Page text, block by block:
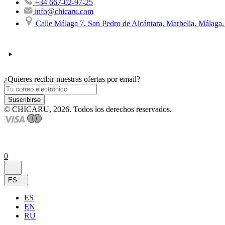
+34 667-02-97-25
info@chicaru.com
Calle Málaga 7, San Pedro de Alcántara, Marbella, Málaga,
¿Quieres recibir nuestras ofertas por email?
Suscribirse
© CHICARU, 2026. Todos los derechos reservados.
0
ES
ES
EN
RU